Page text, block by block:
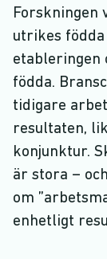
Forskningen
utrikes
etableringen
födda.
tidigare
resultaten,
konjunktur.
är stora –
om
enhetligt